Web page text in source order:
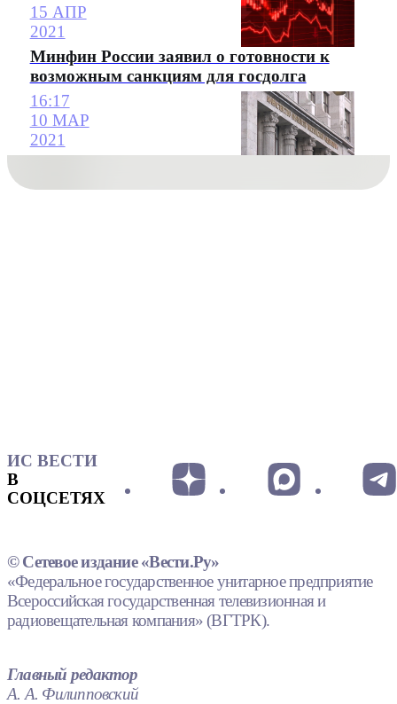
15 АПР
2021
Минфин России заявил о готовности к
возможным санкциям для госдолга
16:17
10 МАР
2021
ИС ВЕСТИ
В
СОЦСЕТЯХ
© Сетевое издание «Вести.Ру»
«Федеральное государственное унитарное предприятие
Всероссийская государственная телевизионная и
радиовещательная компания» (ВГТРК).
Главный редактор
А. А. Филипповский